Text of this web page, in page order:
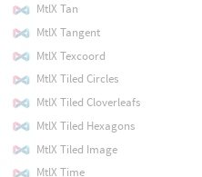
MtlX Tan
MtlX Tangent
MtlX Texcoord
MtlX Tiled Circles
MtlX Tiled Cloverleafs
MtlX Tiled Hexagons
MtlX Tiled Image
MtlX Time